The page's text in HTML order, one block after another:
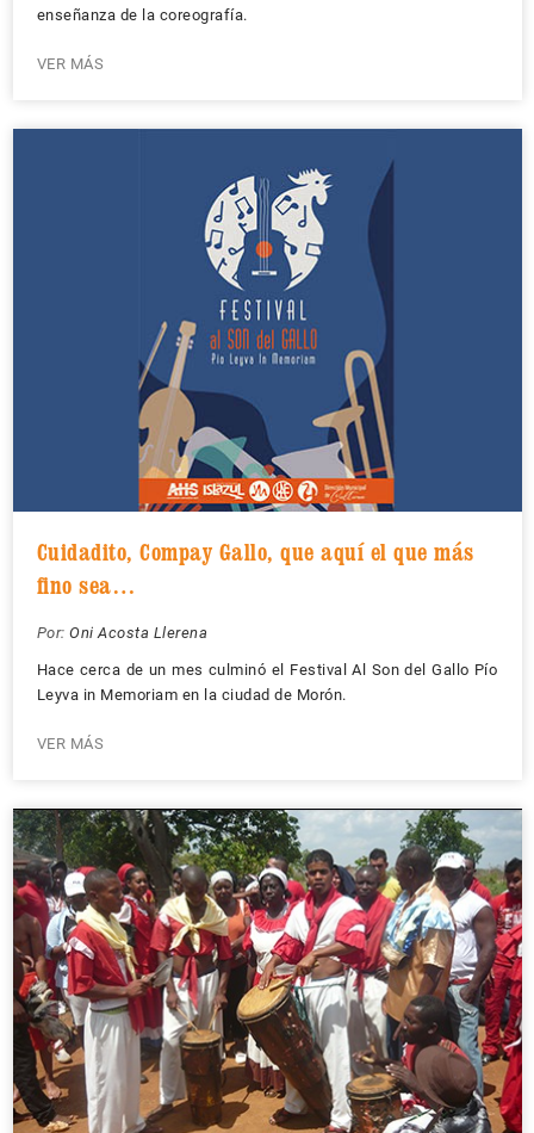
enseñanza de la coreografía.
VER MÁS
Cuidadito, Compay Gallo, que aquí el que más
fino sea…
Por: Oni Acosta Llerena
Hace cerca de un mes culminó el Festival Al Son del Gallo Pío
Leyva in Memoriam en la ciudad de Morón.
VER MÁS